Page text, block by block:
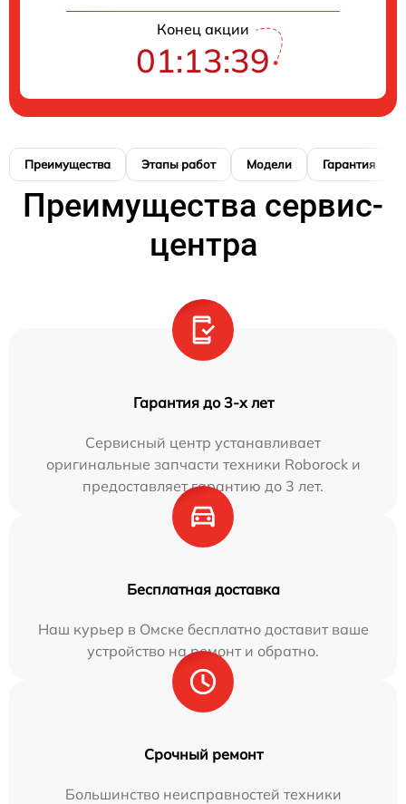
Конец акции
01:13:38
Преимущества Этапы работ Модели Гарантия
Преимущества сервис-
центра
Гарантия до 3-х лет
Сервисный центр устанавливает
оригинальные запчасти техники Roborock и
предоставляет гарантию до 3 лет.
Бесплатная доставка
Наш курьер в Омске бесплатно доставит ваше
устройство на ремонт и обратно.
Срочный ремонт
Большинство неисправностей техники